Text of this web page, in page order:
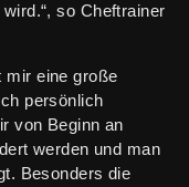
so Cheftrainer
mir eine große
persönlich
von Beginn an
werden und man
Besonders die